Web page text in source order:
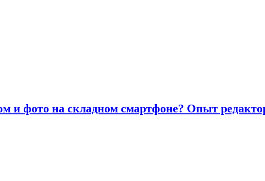
и фото на складном смартфоне? Опыт